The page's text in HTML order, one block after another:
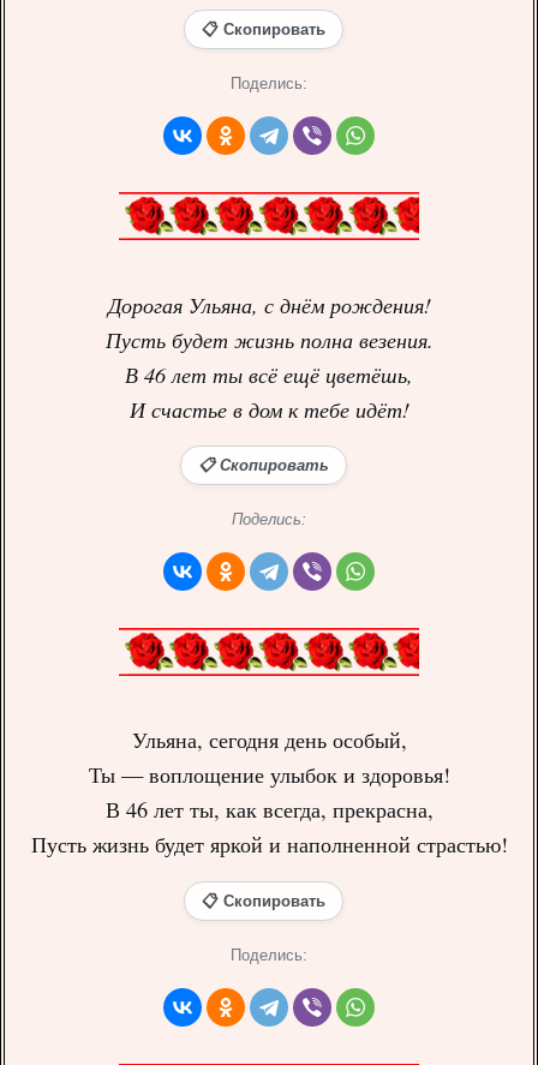
📋 Скопировать
Поделись:
Дорогая Ульяна, с днём рождения!
Пусть будет жизнь полна везения.
В 46 лет ты всё ещё цветёшь,
И счастье в дом к тебе идёт!
📋 Скопировать
Поделись:
Ульяна, сегодня день особый,
Ты — воплощение улыбок и здоровья!
В 46 лет ты, как всегда, прекрасна,
Пусть жизнь будет яркой и наполненной страстью!
📋 Скопировать
Поделись: